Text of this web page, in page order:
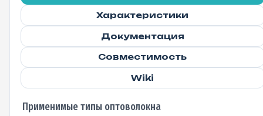
Характеристики
Документация
Совместимость
Wiki
Применимые типы оптоволокна